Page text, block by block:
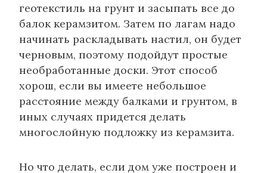
геотекстиль на грунт и засыпать все до
балок керамзитом. Затем по лагам надо
начинать раскладывать настил, он будет
черновым, поэтому подойдут простые
необработанные доски. Этот способ
хорош, если вы имеете небольшое
расстояние между балками и грунтом, в
иных случаях придется делать
многослойную подложку из керамзита.
Но что делать, если дом уже построен и